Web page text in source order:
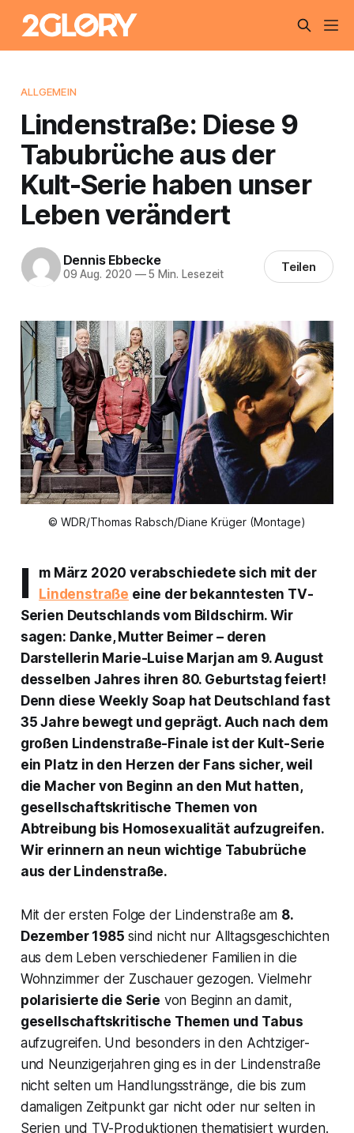
ALLGEMEIN
Lindenstraße: Diese 9
Tabubrüche aus der
Kult-Serie haben unser
Leben verändert
Dennis Ebbecke
09 Aug. 2020 —5 Min. Lesezeit Teilen
© WDR/Thomas Rabsch/Diane Krüger (Montage)
I
m März 2020 verabschiedete sich mit der
Lindenstraße eine der bekanntesten TV-
Serien Deutschlands vom Bildschirm. Wir
sagen: Danke, Mutter Beimer – deren
Darstellerin Marie-Luise Marjan am 9. August
desselben Jahres ihren 80. Geburtstag feiert!
Denn diese Weekly Soap hat Deutschland fast
35 Jahre bewegt und geprägt. Auch nach dem
großen Lindenstraße-Finale ist der Kult-Serie
ein Platz in den Herzen der Fans sicher, weil
die Macher von Beginn an den Mut hatten,
gesellschaftskritische Themen von
Abtreibung bis Homosexualität aufzugreifen.
Wir erinnern an neun wichtige Tabubrüche
aus der Lindenstraße.
Mit der ersten Folge der Lindenstraße am 8.
Dezember 1985 sind nicht nur Alltagsgeschichten
aus dem Leben verschiedener Familien in die
Wohnzimmer der Zuschauer gezogen. Vielmehr
polarisierte die Serie von Beginn an damit,
gesellschaftskritische Themen und Tabus
aufzugreifen. Und besonders in den Achtziger-
und Neunzigerjahren ging es in der Lindenstraße
nicht selten um Handlungsstränge, die bis zum
damaligen Zeitpunkt gar nicht oder nur selten in
Serien und TV-Produktionen thematisiert wurden.